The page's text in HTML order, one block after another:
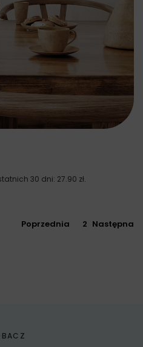
30 dni: 27.90 zł.
Poprzednia 2 Następna